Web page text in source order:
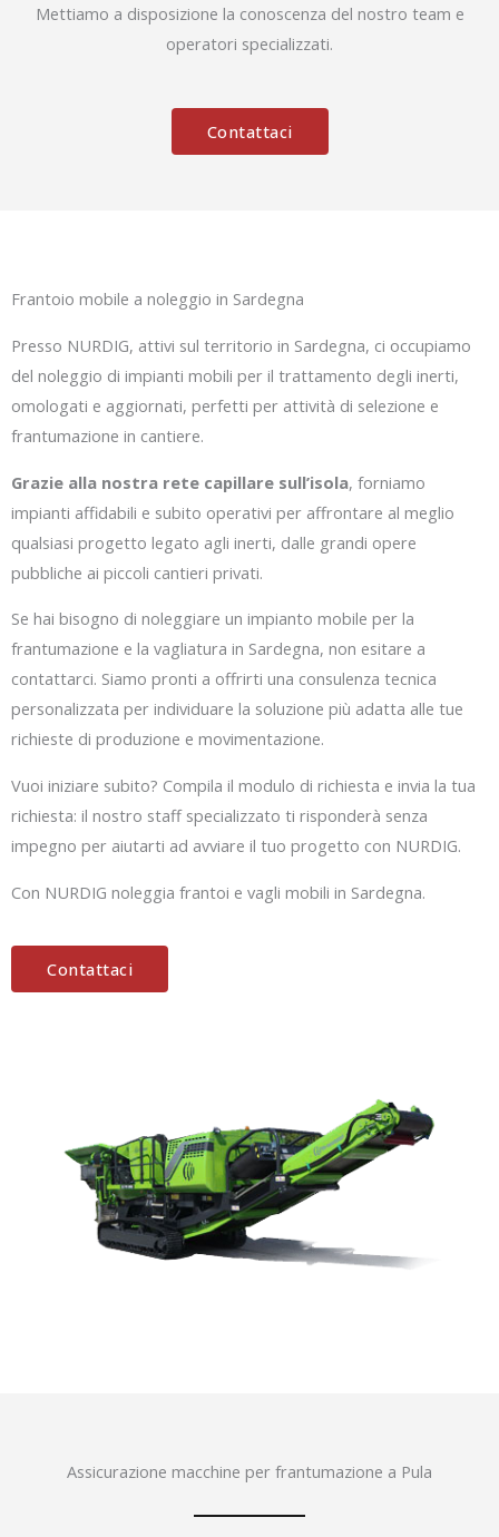
Mettiamo a disposizione la conoscenza del nostro team e
operatori specializzati.
Contattaci
Frantoio mobile a noleggio in Sardegna
Presso NURDIG, attivi sul territorio in Sardegna, ci occupiamo
del noleggio di impianti mobili per il trattamento degli inerti,
omologati e aggiornati, perfetti per attività di selezione e
frantumazione in cantiere.
Grazie alla nostra rete capillare sull’isola, forniamo
impianti affidabili e subito operativi per affrontare al meglio
qualsiasi progetto legato agli inerti, dalle grandi opere
pubbliche ai piccoli cantieri privati.
Se hai bisogno di noleggiare un impianto mobile per la
frantumazione e la vagliatura in Sardegna, non esitare a
contattarci. Siamo pronti a offrirti una consulenza tecnica
personalizzata per individuare la soluzione più adatta alle tue
richieste di produzione e movimentazione.
Vuoi iniziare subito? Compila il modulo di richiesta e invia la tua
richiesta: il nostro staff specializzato ti risponderà senza
impegno per aiutarti ad avviare il tuo progetto con NURDIG.
Con NURDIG noleggia frantoi e vagli mobili in Sardegna.
Contattaci
Assicurazione macchine per frantumazione a Pula